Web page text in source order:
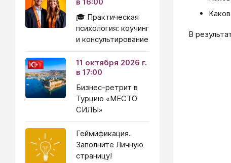
В
🎓 Практическая
психология: коучинг
и консультирование
11 октября 2026 г.
в 17:00
Бизнес-ретрит в
Турцию «МЕСТО
СИЛЫ»
Геймификация.
Заполните Личную
страницу!